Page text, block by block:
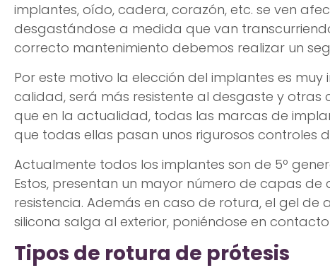
implantes, oído, cadera, corazón, etc. se ven
desgastándose a medida que van
correcto mantenimiento debemos realizar un
Por este motivo la elección del implantes es
calidad, será más resistente al desgaste y otras
que en la actualidad, todas las marcas de
que todas ellas pasan unos rigurosos controles
Actualmente todos los implantes son de 5º
Estos, presentan un mayor número de capas
resistencia. Además en caso de rotura, el gel de
silicona salga al exterior, poniéndose en
Tipos de rotura de prótesis